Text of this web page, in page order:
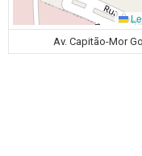
Av. Capitão-Mor